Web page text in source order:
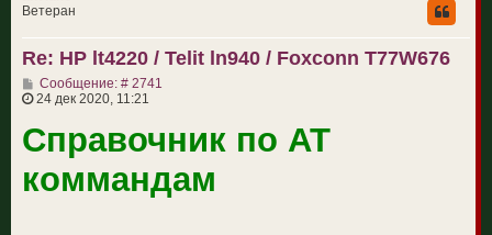
Ветеран
Re: HP lt4220 / Telit ln940 / Foxconn T77W676
Сообщение: # 2741
н
и
24 дек 2020, 11:21
Справочник по AT
коммандам